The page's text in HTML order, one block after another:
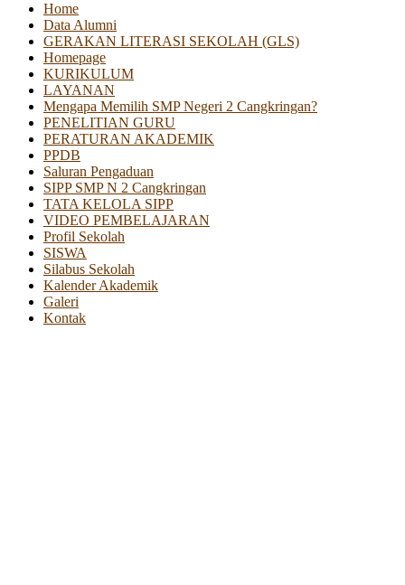
Home
Data Alumni
GERAKAN LITERASI SEKOLAH (GLS)
Homepage
KURIKULUM
LAYANAN
Mengapa Memilih SMP Negeri 2 Cangkringan?
PENELITIAN GURU
PERATURAN AKADEMIK
PPDB
Saluran Pengaduan
SIPP SMP N 2 Cangkringan
TATA KELOLA SIPP
VIDEO PEMBELAJARAN
Profil Sekolah
SISWA
Silabus Sekolah
Kalender Akademik
Galeri
Kontak